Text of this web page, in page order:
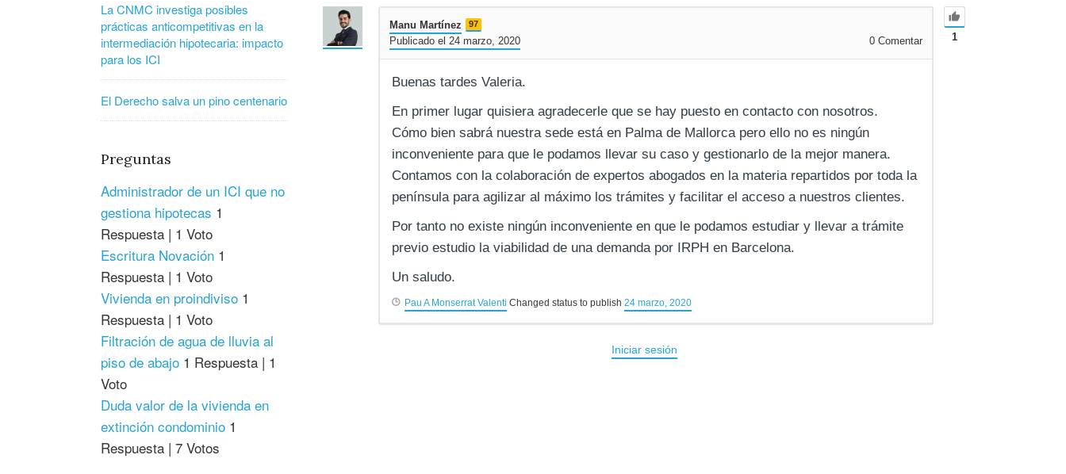
1
Manu Martínez 97
Publicado el 24 marzo, 2020 0 Comentar
Buenas tardes Valeria.
En primer lugar quisiera agradecerle que se hay puesto en contacto con nosotros.
Cómo bien sabrá nuestra sede está en Palma de Mallorca pero ello no es ningún
inconveniente para que le podamos llevar su caso y gestionarlo de la mejor manera.
Contamos con la colaboración de expertos abogados en la materia repartidos por toda la
península para agilizar al máximo los trámites y facilitar el acceso a nuestros clientes.
Por tanto no existe ningún inconveniente en que le podamos estudiar y llevar a trámite
previo estudio la viabilidad de una demanda por IRPH en Barcelona.
Un saludo.
Pau A Monserrat Valenti Changed status to publish 24 marzo, 2020
Iniciar sesión
La CNMC investiga posibles
prácticas anticompetitivas en la
intermediación hipotecaria: impacto
para los ICI
El Derecho salva un pino centenario
Preguntas
Administrador de un ICI que no
gestiona hipotecas 1
Respuesta | 1 Voto
Escritura Novación 1
Respuesta | 1 Voto
Vivienda en proindiviso 1
Respuesta | 1 Voto
Filtración de agua de lluvia al
piso de abajo 1 Respuesta | 1
Voto
Duda valor de la vivienda en
extinción condominio 1
Respuesta | 7 Votos